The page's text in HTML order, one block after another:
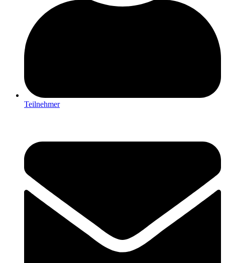
Teilnehmer